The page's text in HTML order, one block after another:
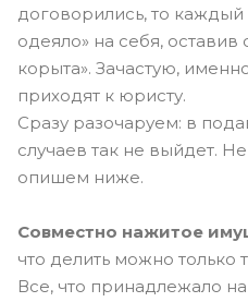
договорились, то каждый
одеяло» на себя, оставив
корыта». Зачастую,
приходят к юристу.
Сразу разочаруем: в
случаев так не выйдет.
опишем ниже.
Совместно нажитое
что делить можно только
Все, что принадлежало